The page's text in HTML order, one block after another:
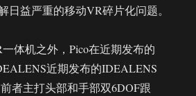
日益严重的移动VR碎片化问题。
体机之外，Pico在近期发布的
近期发布的IDEALENS
者主打头部和手部双6DOF跟